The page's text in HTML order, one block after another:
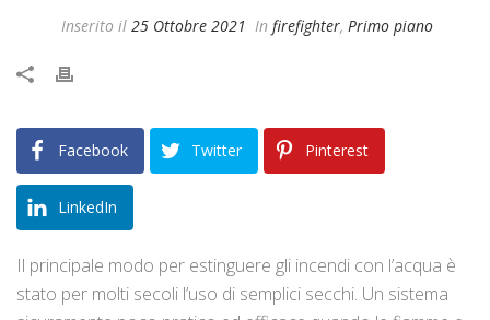
Inserito il 25 Ottobre 2021 In firefighter, Primo piano
Facebook Twitter Pinterest
LinkedIn
Il principale modo per estinguere gli incendi con l’acqua è
stato per molti secoli l’uso di semplici secchi. Un sistema